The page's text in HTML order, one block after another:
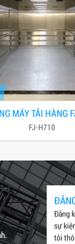
MÁY TẢI HÀNG
FJ-H710
Đăng
sự
tôi